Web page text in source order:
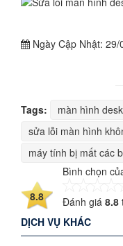
Ngày Cập Nhật: 29/
Tags:
màn hình
sửa lỗi màn hình
máy tính bị mất các
8.8
Bình chọn
Đánh giá 8.8
DỊCH VỤ KHÁC